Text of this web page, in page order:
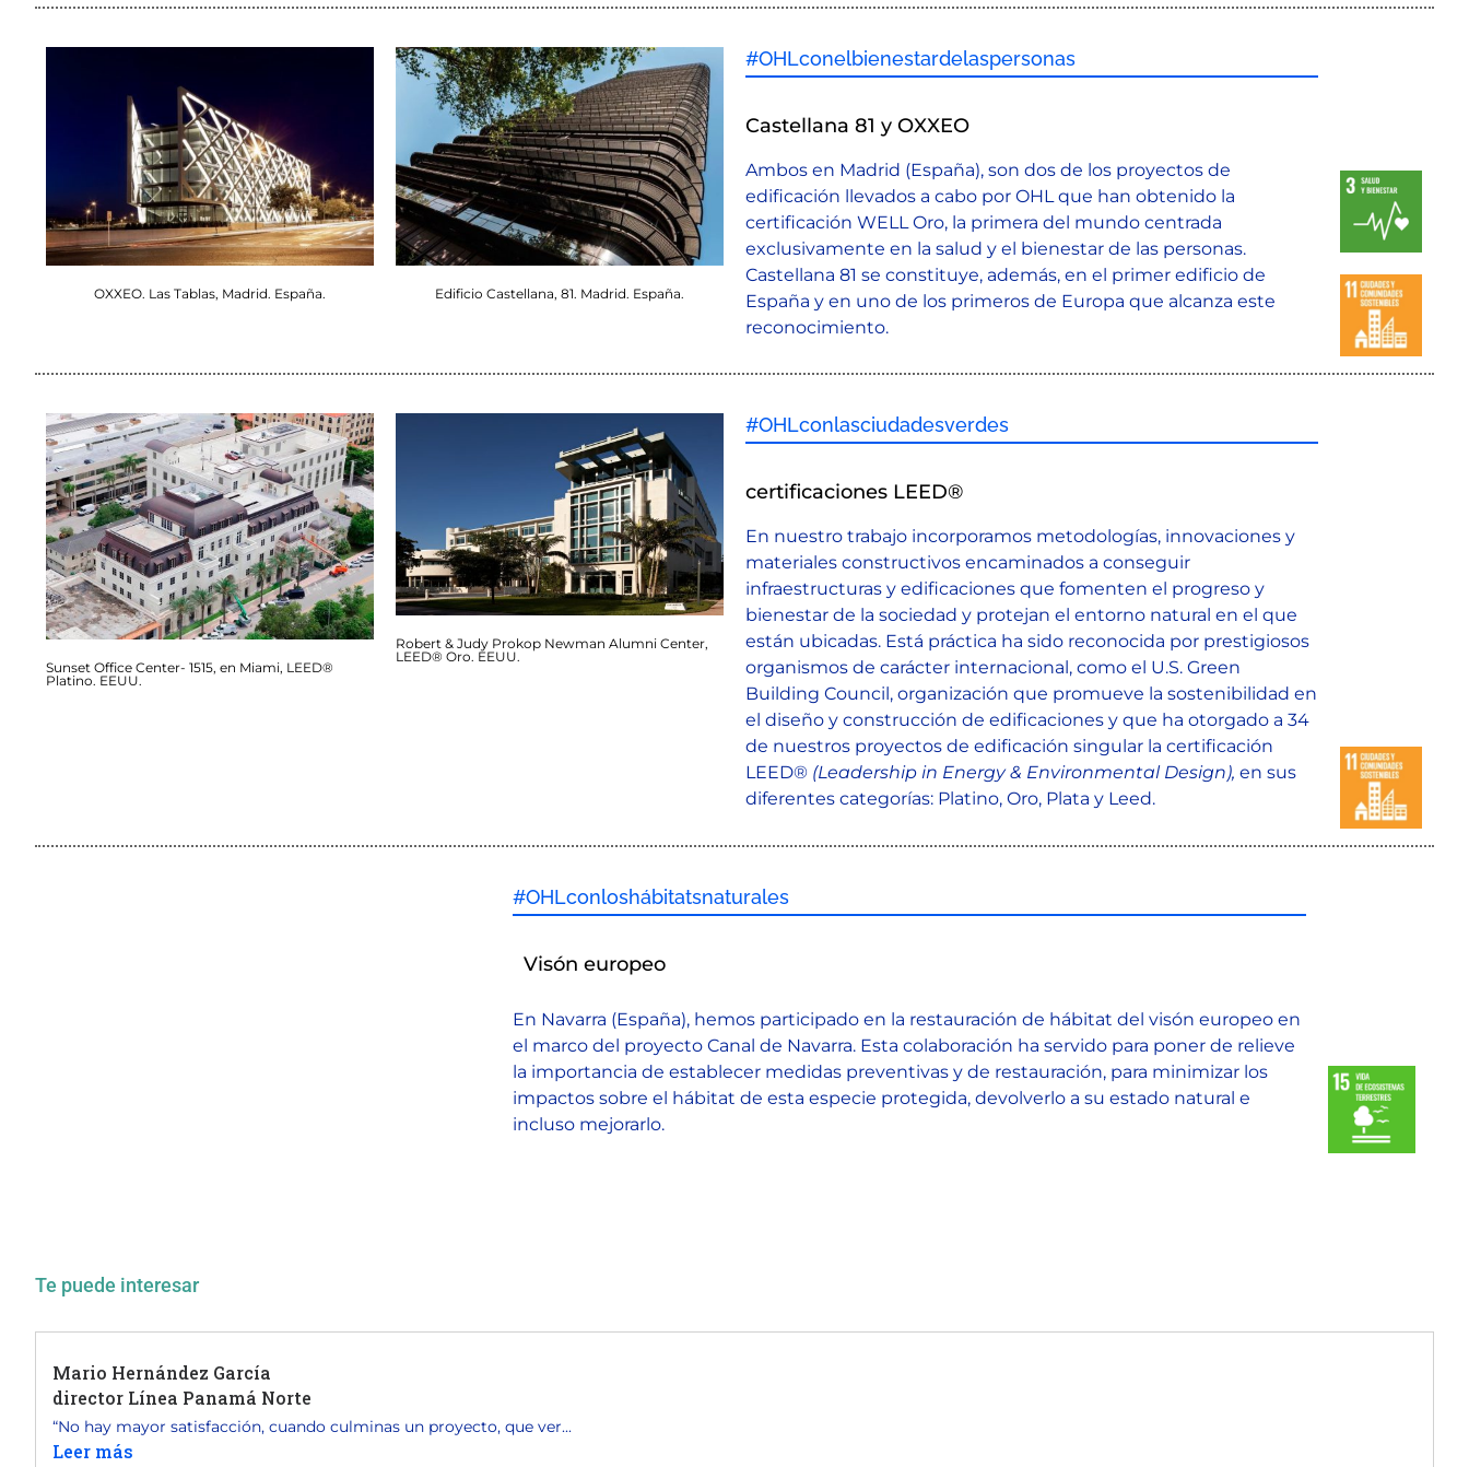
OXXEO. Las Tablas, Madrid. España. Edificio Castellana, 81. Madrid. España.
#OHLconelbienestardelaspersonas
Castellana 81 y OXXEO
Ambos en Madrid (España), son dos de los proyectos de
edificación llevados a cabo por OHL que han obtenido la
certificación WELL Oro, la primera del mundo centrada
exclusivamente en la salud y el bienestar de las personas.
Castellana 81 se constituye, además, en el primer edificio de
España y en uno de los primeros de Europa que alcanza este
reconocimiento.
Sunset Office Center- 1515, en Miami, LEED®
Platino. EEUU.
Robert & Judy Prokop Newman Alumni Center,
LEED® Oro. EEUU.
#OHLconlasciudadesverdes
certificaciones LEED®
En nuestro trabajo incorporamos metodologías, innovaciones y
materiales constructivos encaminados a conseguir
infraestructuras y edificaciones que fomenten el progreso y
bienestar de la sociedad y protejan el entorno natural en el que
están ubicadas. Está práctica ha sido reconocida por prestigiosos
organismos de carácter internacional, como el U.S. Green
Building Council, organización que promueve la sostenibilidad en
el diseño y construcción de edificaciones y que ha otorgado a 34
de nuestros proyectos de edificación singular la certificación
LEED® (Leadership in Energy& EnvironmentalDesign), en sus
diferentes categorías: Platino, Oro, Plata y Leed.
#OHLconloshábitatsnaturales
Visón europeo
En Navarra (España), hemos participado en la restauración de hábitat del visón europeo en
el marco del proyecto Canal de Navarra. Esta colaboración ha servido para poner de relieve
la importancia de establecer medidas preventivas y de restauración, para minimizar los
impactos sobre el hábitat de esta especie protegida, devolverlo a su estado natural e
incluso mejorarlo.
Te puede interesar
Mario Hernández García
director Línea Panamá Norte
“No hay mayor satisfacción, cuando culminas un proyecto, que ver...
Leer más